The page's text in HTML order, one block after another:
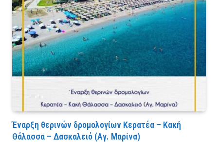
Έναρξη θερινών δρομολογίων Κερατέα – Κακή
Θάλασσα – Δασκαλειό (Αγ. Μαρίνα)